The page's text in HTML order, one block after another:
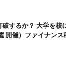
破するか？ 大学を核
開催）ファイナンス